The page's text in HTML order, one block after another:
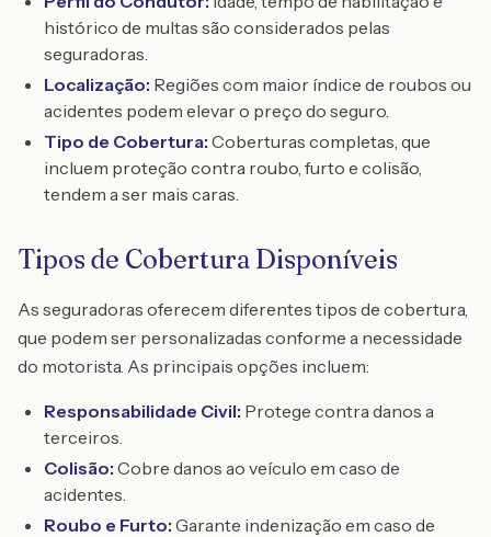
histórico de multas são considerados pelas
seguradoras.
Localização: Regiões com maior índice de roubos ou
acidentes podem elevar o preço do seguro.
Tipo de Cobertura: Coberturas completas, que
incluem proteção contra roubo, furto e colisão,
tendem a ser mais caras.
Tipos de Cobertura Disponíveis
As seguradoras oferecem diferentes tipos de cobertura,
que podem ser personalizadas conforme a necessidade
do motorista. As principais opções incluem:
Responsabilidade Civil: Protege contra danos a
terceiros.
Colisão: Cobre danos ao veículo em caso de
acidentes.
Roubo e Furto: Garante indenização em caso de